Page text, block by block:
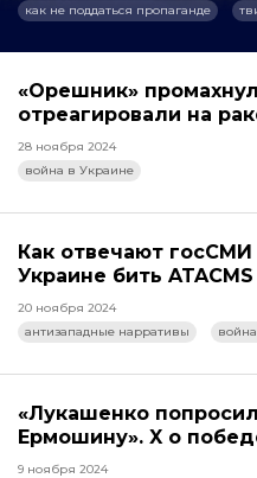
как не поддаться пропаганде
«Орешник»
отреагировали на
28 ноября 2024
война в Украине
Как отвечают
Украине бить
20 ноября 2024
антизападные нарративы
«Лукашенко
Ермошину». X о
9 ноября 2024